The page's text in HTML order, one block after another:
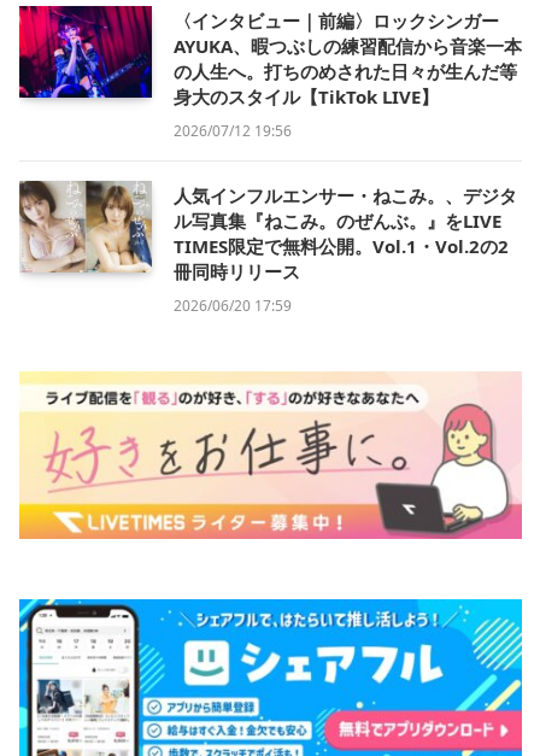
〈インタビュー｜前編〉ロックシンガー
AYUKA、暇つぶしの練習配信から音楽一本
の人生へ。打ちのめされた日々が生んだ等
身大のスタイル【TikTok LIVE】
2026/07/12 19:56
人気インフルエンサー・ねこみ。、デジタ
ル写真集『ねこみ。のぜんぶ。』をLIVE
TIMES限定で無料公開。Vol.1・Vol.2の2
冊同時リリース
2026/06/20 17:59